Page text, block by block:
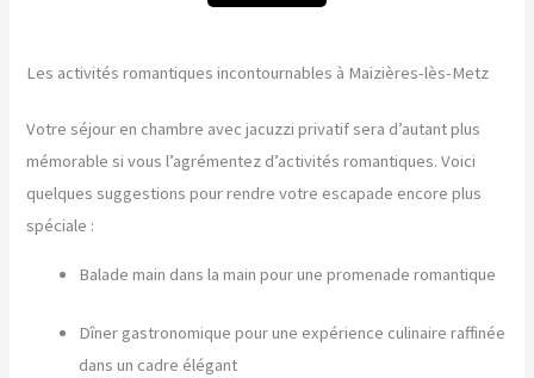
Les activités romantiques incontournables à Maizières-lès-Metz
Votre séjour en chambre avec jacuzzi privatif sera d’autant plus
mémorable si vous l’agrémentez d’activités romantiques. Voici
quelques suggestions pour rendre votre escapade encore plus
spéciale :
Balade main dans la main pour une promenade romantique
Dîner gastronomique pour une expérience culinaire raffinée
dans un cadre élégant